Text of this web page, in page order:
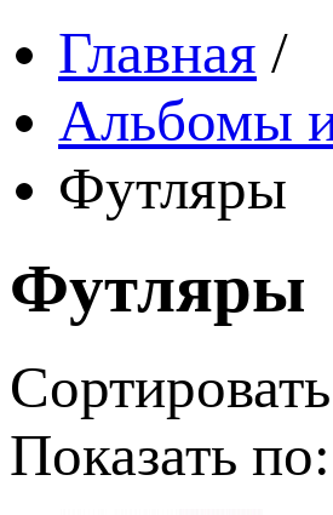
Главная /
Альбомы
Футляры
Футляры
Показать по: